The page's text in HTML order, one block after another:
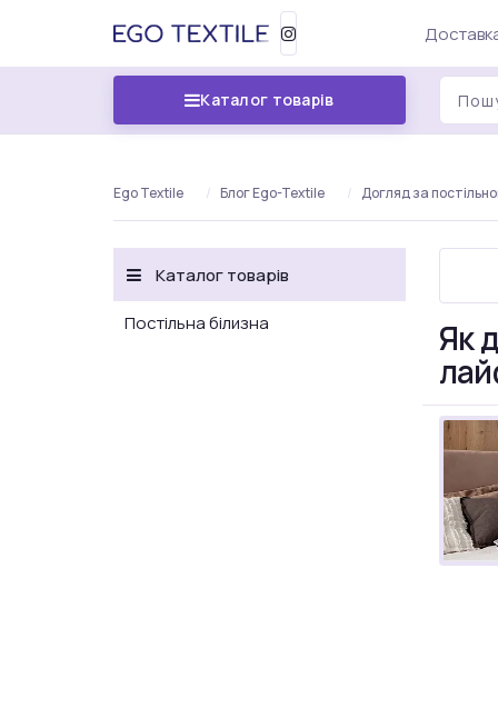
Каталог товарів
Ego Textile Блог Ego-Textile Догляд за
Каталог товарів
Постільна білизна Як